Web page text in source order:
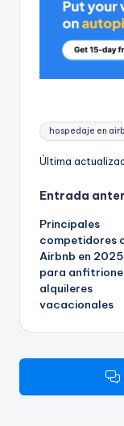
Etiquetas:
hospedaje en
Última
de
Entrada
Principales
competidores
Airbnb en
para
alquileres
vacacionales